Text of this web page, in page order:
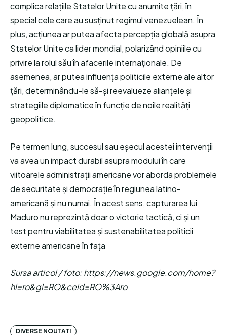
complica relațiile Statelor Unite cu anumite țări, în
special cele care au susținut regimul venezuelean. În
plus, acțiunea ar putea afecta percepția globală asupra
Statelor Unite ca lider mondial, polarizând opiniile cu
privire la rolul său în afacerile internaționale. De
asemenea, ar putea influența politicile externe ale altor
țări, determinându-le să-și reevalueze alianțele și
strategiile diplomatice în funcție de noile realități
geopolitice.
Pe termen lung, succesul sau eșecul acestei intervenții
va avea un impact durabil asupra modului în care
viitoarele administrații americane vor aborda problemele
de securitate și democrație în regiunea latino-
americană și nu numai. În acest sens, capturarea lui
Maduro nu reprezintă doar o victorie tactică, ci și un
test pentru viabilitatea și sustenabilitatea politicii
externe americane în fața
Sursa articol / foto: https://news.google.com/home?
hl=ro&gl=RO&ceid=RO%3Aro
DIVERSE NOUTATI